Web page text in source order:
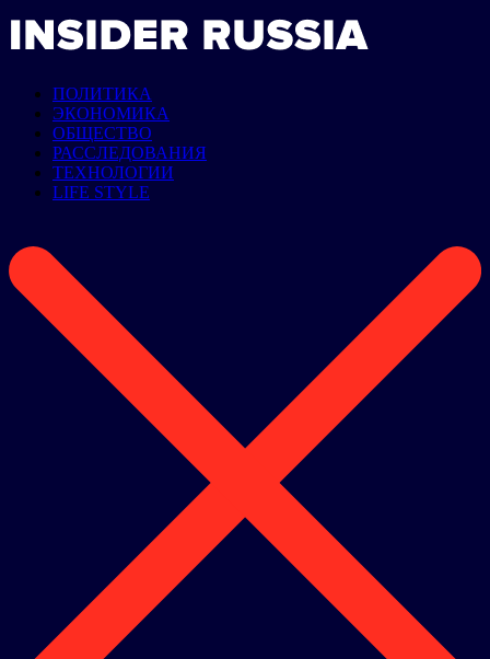
ПОЛИТИКА
ЭКОНОМИКА
ОБЩЕСТВО
РАССЛЕДОВАНИЯ
ТЕХНОЛОГИИ
LIFE STYLE